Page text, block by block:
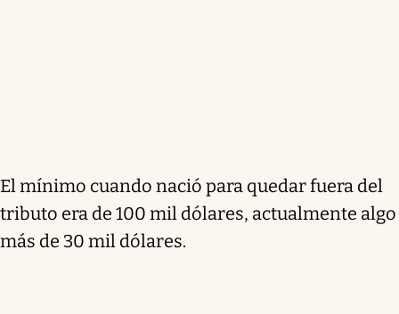
El mínimo cuando nació para quedar fuera del
tributo era de 100 mil dólares, actualmente algo
más de 30 mil dólares.